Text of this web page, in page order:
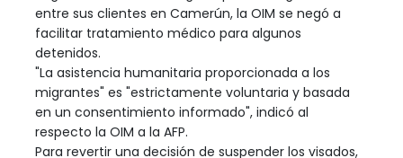
entre sus clientes en Camerún, la OIM se negó a
facilitar tratamiento médico para algunos
detenidos.
"La asistencia humanitaria proporcionada a los
migrantes" es "estrictamente voluntaria y basada
en un consentimiento informado", indicó al
respecto la OIM a la AFP.
Para revertir una decisión de suspender los visados,